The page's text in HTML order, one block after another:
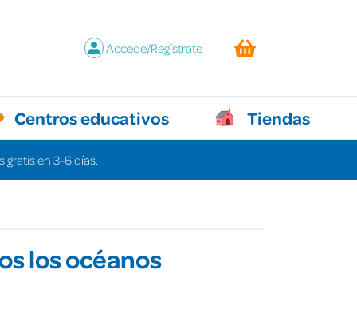
Accede/Regístrate
Centros educativos Tiendas
gratis en 3-6 días.
los océanos